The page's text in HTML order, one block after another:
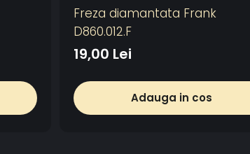
Freza diamantata Frank
D860.012.F
19,00 Lei
Adauga in cos